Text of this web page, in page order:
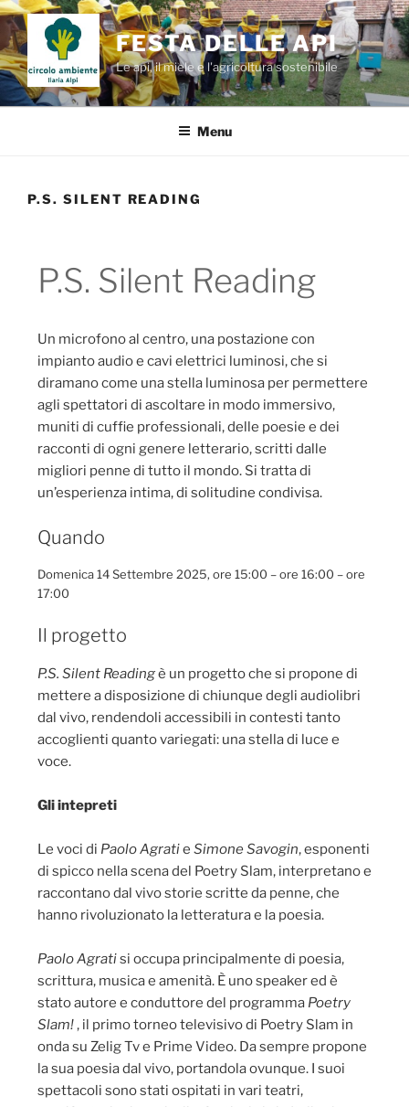
Salta
contenuto
FESTA DELLE API
Le api, il miele e l'agricoltura sostenibile
Menu
P.S. SILENT READING
P.S. Silent Reading
Un microfono al centro, una postazione con
impianto audio e cavi elettrici luminosi, che si
diramano come una stella luminosa per permettere
agli spettatori di ascoltare in modo immersivo,
muniti di cuffie professionali, delle poesie e dei
racconti di ogni genere letterario, scritti dalle
migliori penne di tutto il mondo. Si tratta di
un’esperienza intima, di solitudine condivisa.
Quando
Domenica 14 Settembre 2025, ore 15:00 – ore 16:00 – ore
17:00
Il progetto
P.S. Silent Readingè un progetto che si propone di
mettere a disposizione di chiunque degli audiolibri
dal vivo, rendendoli accessibili in contesti tanto
accoglienti quanto variegati: una stella di luce e
voce.
Gli intepreti
Le voci di Paolo Agratie Simone Savogin, esponenti
di spicco nella scena del Poetry Slam, interpretano e
raccontano dal vivo storie scritte da penne, che
hanno rivoluzionato la letteratura e la poesia.
Paolo Agratisi occupa principalmente di poesia,
scrittura, musica e amenità. È uno speaker ed è
stato autore e conduttore del programma Poetry
Slam!, il primo torneo televisivo di Poetry Slam in
onda su Zelig Tv e Prime Video. Da sempre propone
la sua poesia dal vivo, portandola ovunque. I suoi
spettacoli sono stati ospitati in vari teatri,